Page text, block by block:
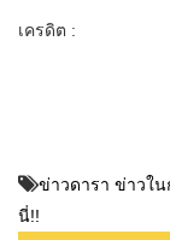
เครดิต :
ข่าวดารา ข่าวใน
นี่!!